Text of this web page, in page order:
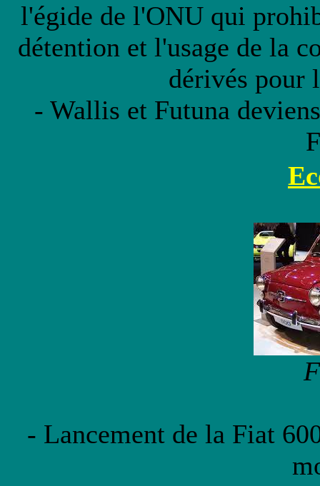
l'égide de l'ONU qui
détention et l'usage de la
dérivés pour
- Wallis et Futuna
- Lancement de la Fiat